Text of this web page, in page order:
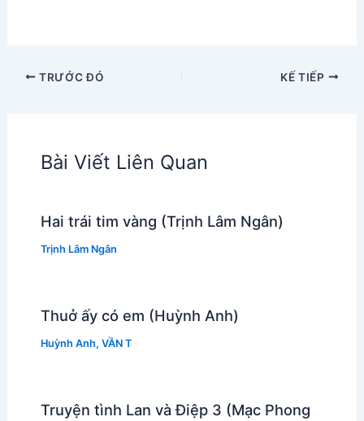
TRƯỚC ĐÓ KẾ TIẾP
Bài Viết Liên Quan
Hai trái tim vàng (Trịnh Lâm Ngân)
Trịnh Lâm Ngân
Thuở ấy có em (Huỳnh Anh)
Huỳnh Anh, VẦN T
Truyện tình Lan và Điệp 3 (Mạc Phong